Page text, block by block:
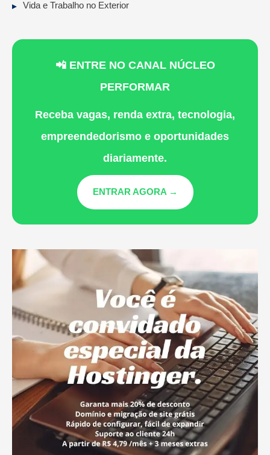
Vida e Trabalho no Exterior
📲 ENTRE NO CANAL NÚCLEO
PERFORMAR
Receba vagas, renda extra, tecnologia,
empreendedorismo e oportunidades
diariamente.
ENTRAR AGORA →